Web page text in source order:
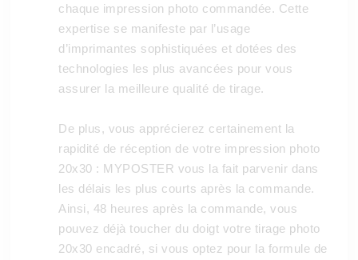
chaque impression photo commandée. Cette
expertise se manifeste par l’usage
d’imprimantes sophistiquées et dotées des
technologies les plus avancées pour vous
assurer la meilleure qualité de tirage.
De plus, vous apprécierez certainement la
rapidité de réception de votre impression photo
20x30 : MYPOSTER vous la fait parvenir dans
les délais les plus courts après la commande.
Ainsi, 48 heures après la commande, vous
pouvez déjà toucher du doigt votre tirage photo
20x30 encadré, si vous optez pour la formule de